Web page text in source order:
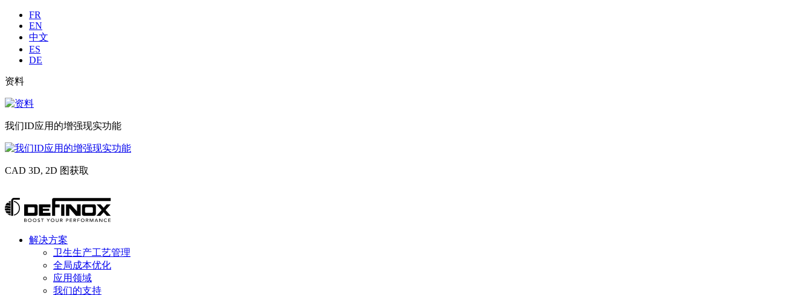
Langues
FR
EN
中文
ES
DE
Liste
sub
资料
资
我们ID应用的增强现实功能
我
CAD 3D, 2D 图获取
3D,
2D
跳
转
Menu
解决方案
卫生生产工艺管理
全局成本优化
应用领域
我们的支持